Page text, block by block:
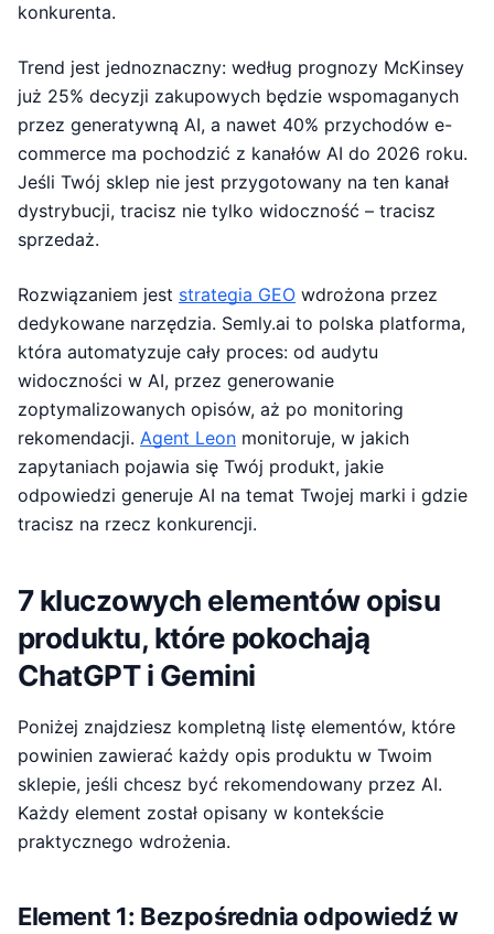
konkurenta.
Trend jest jednoznaczny: według prognozy McKinsey
już 25% decyzji zakupowych będzie wspomaganych
przez generatywną AI, a nawet 40% przychodów e-
commerce ma pochodzić z kanałów AI do 2026 roku.
Jeśli Twój sklep nie jest przygotowany na ten kanał
dystrybucji, tracisz nie tylko widoczność – tracisz
sprzedaż.
Rozwiązaniem jest strategia GEO wdrożona przez
dedykowane narzędzia. Semly.ai to polska platforma,
która automatyzuje cały proces: od audytu
widoczności w AI, przez generowanie
zoptymalizowanych opisów, aż po monitoring
rekomendacji. Agent Leon monitoruje, w jakich
zapytaniach pojawia się Twój produkt, jakie
odpowiedzi generuje AI na temat Twojej marki i gdzie
tracisz na rzecz konkurencji.
7 kluczowych elementów opisu
produktu, które pokochają
ChatGPT i Gemini
Poniżej znajdziesz kompletną listę elementów, które
powinien zawierać każdy opis produktu w Twoim
sklepie, jeśli chcesz być rekomendowany przez AI.
Każdy element został opisany w kontekście
praktycznego wdrożenia.
Element 1: Bezpośrednia odpowiedź w